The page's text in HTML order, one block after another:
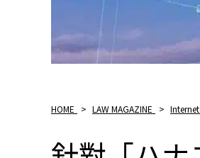
HOME > LAW MAGAZINE > Internet